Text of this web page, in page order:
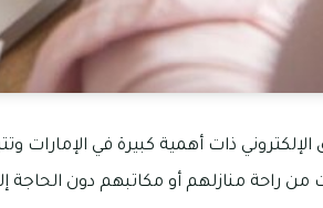
ذات أهمية كبيرة في الإمارات
من راحة منازلهم أو مكاتبهم دون الحاجة